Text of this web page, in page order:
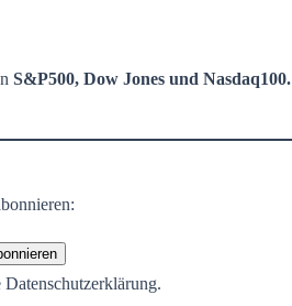
S&P500, Dow Jones und Nasdaq100.